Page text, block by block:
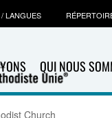
QUI NOUS
LANGUES
Church